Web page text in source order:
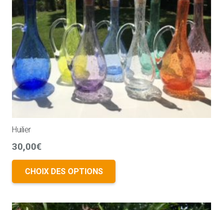
Huilier
30,00€
CHOIX DES OPTIONS